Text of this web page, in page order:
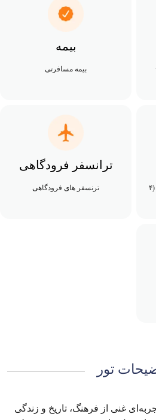
بیمه
بیمه مسافرتی
۹ شب اقامت در هتل های ۴ ستاره (۴
ترانسفر فرودگاهی
ترنسفر های فرودگاهی
تور
غنی از فرهنگ، تاریخ و زندگی